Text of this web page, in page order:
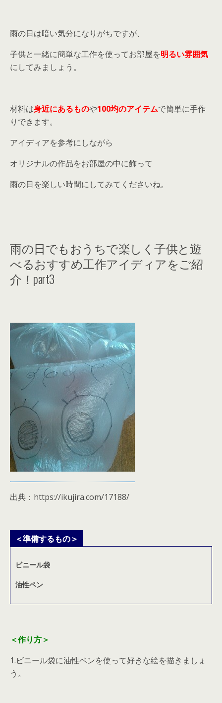
雨の日は暗い気分になりがちですが、
子供と一緒に簡単な工作を使ってお部屋を明るい雰囲気
にしてみましょう。
材料は身近にあるものや100均のアイテムで簡単に手作
りできます。
アイディアを参考にしながら
オリジナルの作品をお部屋の中に飾って
雨の日を楽しい時間にしてみてくださいね。
雨の日でもおうちで楽しく子供と遊
べるおすすめ工作アイディアをご紹
介！part3
出典：https://ikujira.com/17188/
＜準備するもの＞
ビニール袋
油性ペン
＜作り方＞
1.ビニール袋に油性ペンを使って好きな絵を描きましょ
う。